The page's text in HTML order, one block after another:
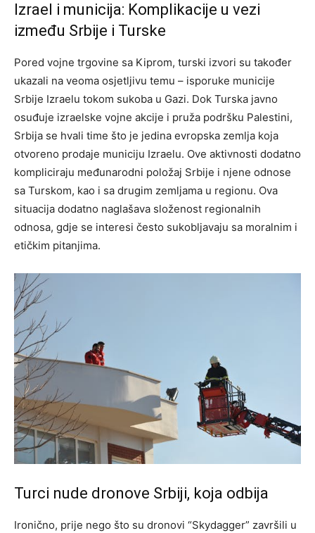
Izrael i municija: Komplikacije u vezi
između Srbije i Turske
Pored vojne trgovine sa Kiprom, turski izvori su također
ukazali na veoma osjetljivu temu – isporuke municije
Srbije Izraelu tokom sukoba u Gazi. Dok Turska javno
osuđuje izraelske vojne akcije i pruža podršku Palestini,
Srbija se hvali time što je jedina evropska zemlja koja
otvoreno prodaje municiju Izraelu. Ove aktivnosti dodatno
kompliciraju međunarodni položaj Srbije i njene odnose
sa Turskom, kao i sa drugim zemljama u regionu. Ova
situacija dodatno naglašava složenost regionalnih
odnosa, gdje se interesi često sukobljavaju sa moralnim i
etičkim pitanjima.
Turci nude dronove Srbiji, koja odbija
Ironično, prije nego što su dronovi “Skydagger” završili u